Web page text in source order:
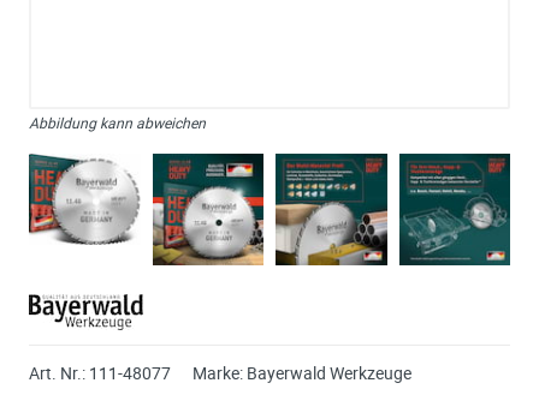
Abbildung kann abweichen
Art. Nr.: 111-48077 Marke: Bayerwald Werkzeuge